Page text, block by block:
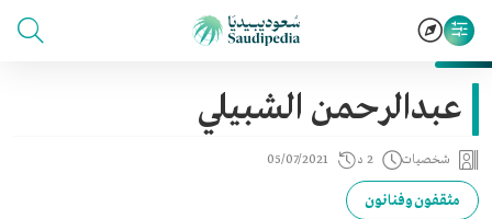
عبدالرحمن الشبيلي
شخصيات 2 د 05/07/2021
مثقفون وفنانون